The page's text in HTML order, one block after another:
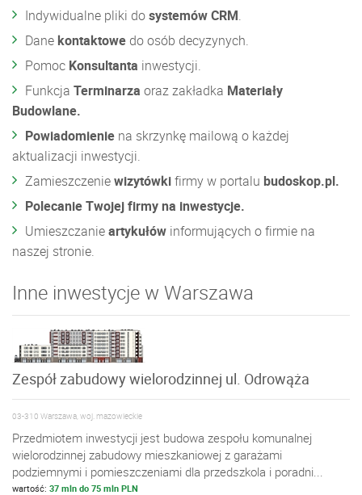
Indywidualne pliki dosystemów CRM.
Dane kontaktowe do osób decyzynych.
Pomoc Konsultanta inwestycji.
Funkcja Terminarza oraz zakładka Materiały
Budowlane.
Powiadomienie na skrzynkę mailową o każdej
aktualizacji inwestycji.
Zamieszczeniewizytówkifirmy w portalu budoskop.pl.
Polecanie Twojej firmy na inwestycje.
Umieszczanieartykułów informujących o firmie na
naszej stronie.
Inne inwestycje w Warszawa
Zespół zabudowy wielorodzinnej ul. Odrowąża
03-310 Warszawa, woj. mazowieckie
Przedmiotem inwestycji jest budowa zespołu komunalnej
wielorodzinnej zabudowy mieszkaniowej z garażami
podziemnymi i pomieszczeniami dla przedszkola i poradni...
wartość: 37 mln do 75 mln PLN